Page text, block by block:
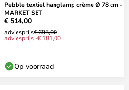
Pebble textiel hanglamp crème Ø 78 cm -
MARKET SET
€ 514,00
adviesprijs€ 695,00
adviesprijs -€ 181,00
Op voorraad